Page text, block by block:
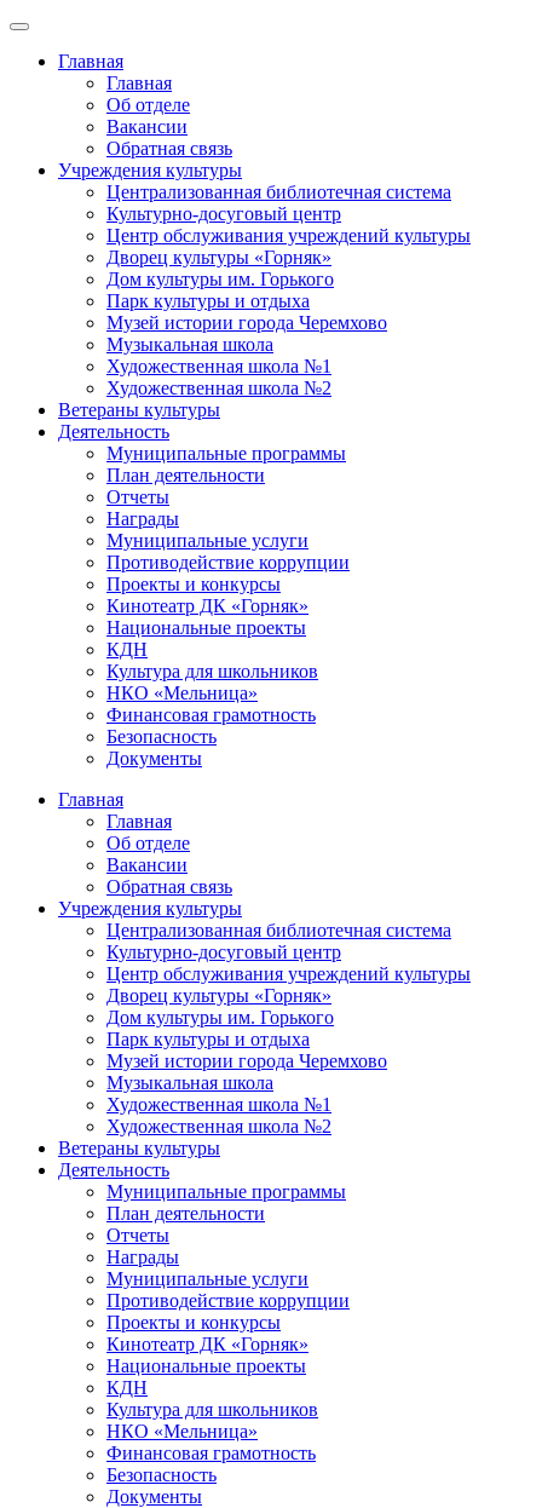
Главная
Главная
Об отделе
Вакансии
Обратная связь
Учреждения культуры
Централизованная библиотечная система
Культурно-досуговый центр
Центр обслуживания учреждений культуры
Дворец культуры «Горняк»
Дом культуры им. Горького
Парк культуры и отдыха
Музей истории города Черемхово
Музыкальная школа
Художественная школа №1
Художественная школа №2
Ветераны культуры
Деятельность
Муниципальные программы
План деятельности
Отчеты
Награды
Муниципальные услуги
Противодействие коррупции
Проекты и конкурсы
Кинотеатр ДК «Горняк»
Национальные проекты
КДН
Культура для школьников
НКО «Мельница»
Финансовая грамотность
Безопасность
Документы
Главная
Главная
Об отделе
Вакансии
Обратная связь
Учреждения культуры
Централизованная библиотечная система
Культурно-досуговый центр
Центр обслуживания учреждений культуры
Дворец культуры «Горняк»
Дом культуры им. Горького
Парк культуры и отдыха
Музей истории города Черемхово
Музыкальная школа
Художественная школа №1
Художественная школа №2
Ветераны культуры
Деятельность
Муниципальные программы
План деятельности
Отчеты
Награды
Муниципальные услуги
Противодействие коррупции
Проекты и конкурсы
Кинотеатр ДК «Горняк»
Национальные проекты
КДН
Культура для школьников
НКО «Мельница»
Финансовая грамотность
Безопасность
Документы